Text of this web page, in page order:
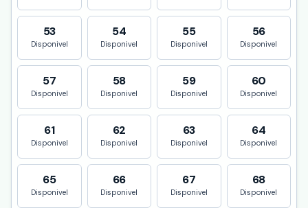
53
Disponivel
54
Disponivel
55
Disponivel
56
Disponivel
57
Disponivel
58
Disponivel
59
Disponivel
60
Disponivel
61
Disponivel
62
Disponivel
63
Disponivel
64
Disponivel
65
Disponivel
66
Disponivel
67
Disponivel
68
Disponivel